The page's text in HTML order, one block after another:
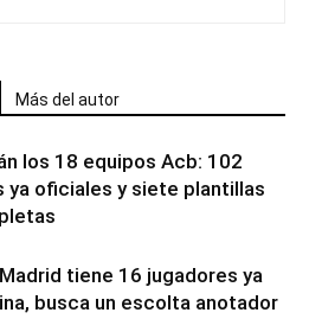
Más del autor
los 18 equipos Acb: 102
ya oficiales y siete plantillas
tiene 16 jugadores ya
busca un escolta anotador